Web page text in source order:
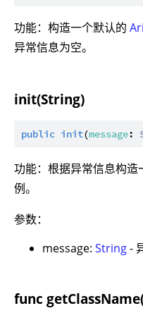
功能：构造一个默认的
异常信息为空。
init(String)
public init(message:
功能：根据异常信息构造
例。
参数：
message: String-
func